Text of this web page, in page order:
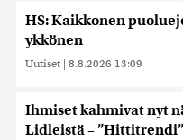
HS: Kaikkonen
ykkönen
Uutiset | 8.8.2026 13:09
Ihmiset kahmivat nyt
Lidleistä – ”Hittitrendi”